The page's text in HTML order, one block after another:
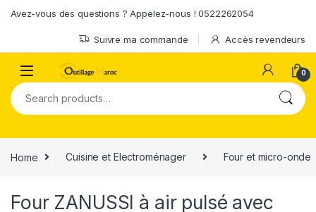
Avez-vous des questions ? Appelez-nous ! 0522262054
Suivre ma commande Accès revendeurs
0
Search for:
Home Cuisine et Electroménager Four et micro-onde
Four ZANUSSI à air pulsé avec